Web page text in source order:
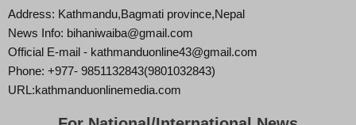
Address: Kathmandu,Bagmati province,Nepal
News Info: bihaniwaiba@gmail.com
Official E-mail - kathmanduonline43@gmail.com
Phone: +977- 9851132843(9801032843)
URL:kathmanduonlinemedia.com